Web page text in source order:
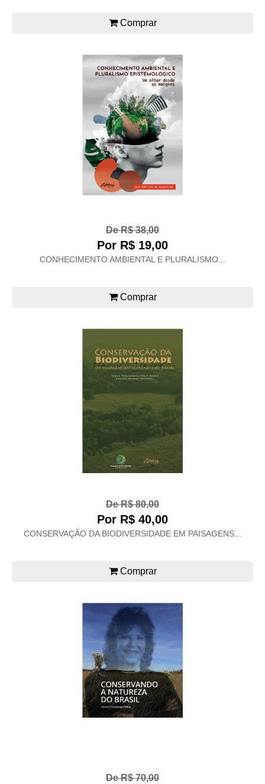
Comprar
De R$ 38,00
Por R$ 19,00
CONHECIMENTO AMBIENTAL E PLURALISMO...
Comprar
De R$ 80,00
Por R$ 40,00
CONSERVAÇÃO DA BIODIVERSIDADE EM PAISAGENS...
Comprar
De R$ 70,00